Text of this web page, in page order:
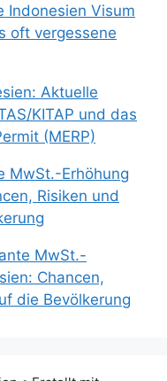
Indonesien Visum
oft vergessene
Aktuelle
KITAP und das
(MERP)
MwSt.-Erhöhung
Risiken und
MwSt.-
Chancen,
die Bevölkerung